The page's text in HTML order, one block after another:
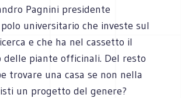
Pagnini presidente
universitario che investe sul
e che ha nel cassetto il
delle piante officinali. Del resto
trovare una casa se non nella
un progetto del genere?